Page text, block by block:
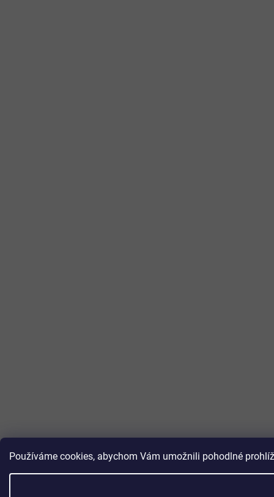
Používáme cookies, abychom Vám umožnili pohodlné